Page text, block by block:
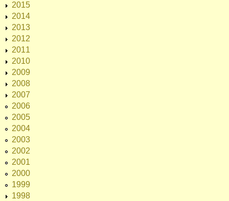
2015
2014
2013
2012
2011
2010
2009
2008
2007
2006
2005
2004
2003
2002
2001
2000
1999
1998